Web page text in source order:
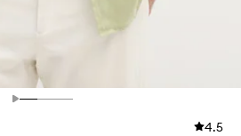
4.5